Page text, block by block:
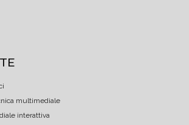
multimediale
interattiva